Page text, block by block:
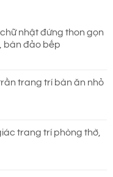
nhật đứng thon gọn
bàn đảo bếp
₫.
trang trí bàn ăn nhỏ
₫.
trang trí phòng thờ,